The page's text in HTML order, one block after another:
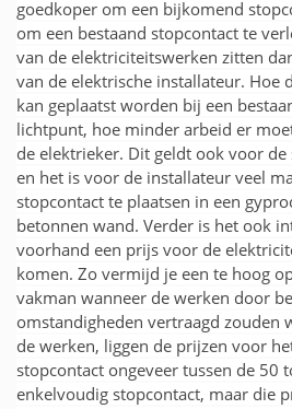
goedkoper om een bijkomend
om een bestaand stopcontact te
van de elektriciteitswerken zitten
van de elektrische installateur. Hoe
kan geplaatst worden bij een
lichtpunt, hoe minder arbeid er
de elektrieker. Dit geldt ook voor
en het is voor de installateur veel
stopcontact te plaatsen in een
betonnen wand. Verder is het ook
voorhand een prijs voor de
komen. Zo vermijd je een te hoog
vakman wanneer de werken door
omstandigheden vertraagd zouden
de werken, liggen de prijzen voor
stopcontact ongeveer tussen de 50
enkelvoudig stopcontact, maar die